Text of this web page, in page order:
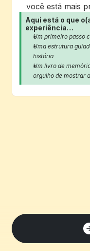
você está mais
Aqui está o que
experiência…
Um primeiro passo
Uma estrutura
história
Um livro de
orgulho de mostrar